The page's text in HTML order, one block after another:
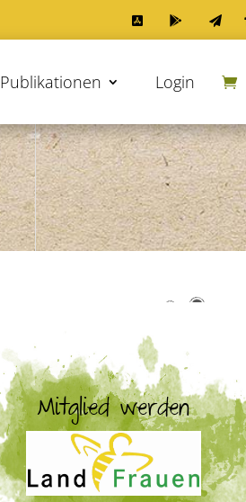



Publikationen Login
Mitglied werden